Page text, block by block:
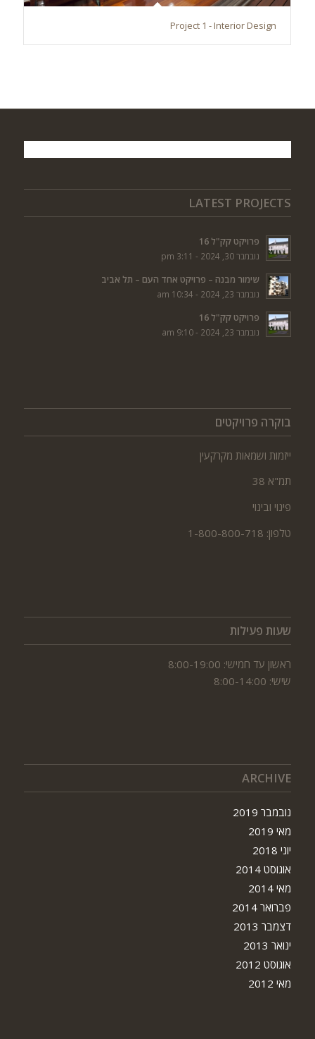
Project 1 - Interior Design
LATEST PROJECTS
פרויקט קק"ל 16
נובמבר 30, 2024 - 3:11 pm
שימור מבנה – פרויקט אחד העם – תל אביב
נובמבר 23, 2024 - 10:34 am
פרויקט קק"ל 16
נובמבר 23, 2024 - 9:10 am
בוקרה פרויקטים
ייזמות ושמאות מקרקעין
תמ"א 38
פינוי ובינוי
טלפון: 1-800-800-718
שעות פעילות
ראשון עד חמישי: 8:00-19:00
שישי: 8:00-14:00
ARCHIVE
נובמבר 2019
מאי 2019
יוני 2018
אוגוסט 2014
מאי 2014
פברואר 2014
דצמבר 2013
ינואר 2013
אוגוסט 2012
מאי 2012